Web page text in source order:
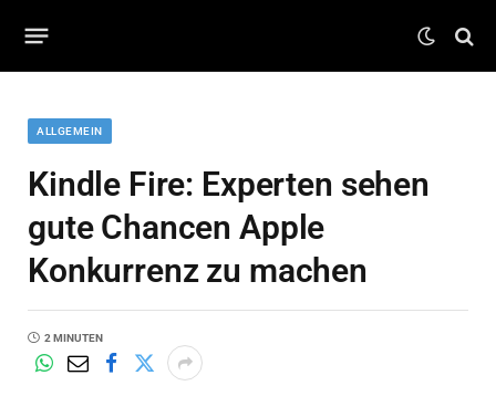
ALLGEMEIN
Kindle Fire: Experten sehen
gute Chancen Apple
Konkurrenz zu machen
2 MINUTEN